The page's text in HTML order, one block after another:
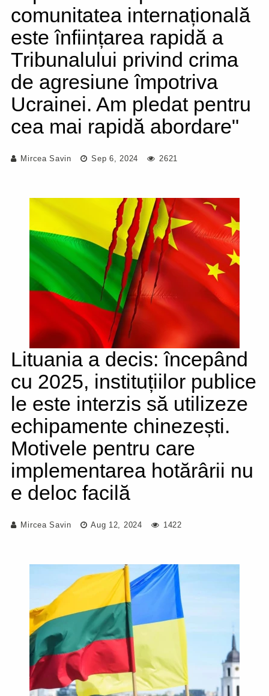
comunitatea internațională
este înființarea rapidă a
Tribunalului privind crima
de agresiune împotriva
Ucrainei. Am pledat pentru
cea mai rapidă abordare"
Mircea Savin Sep 6, 2024 2621
Lituania a decis: începând
cu 2025, instituțiilor publice
le este interzis să utilizeze
echipamente chinezești.
Motivele pentru care
implementarea hotărârii nu
e deloc facilă
Mircea Savin Aug 12, 2024 1422